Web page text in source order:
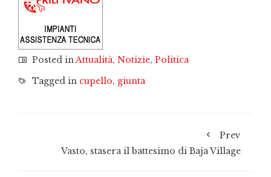
Posted inAttualità, Notizie, Politica
Tagged in cupello, giunta
Prev
Vasto, stasera il battesimo di Baja Village